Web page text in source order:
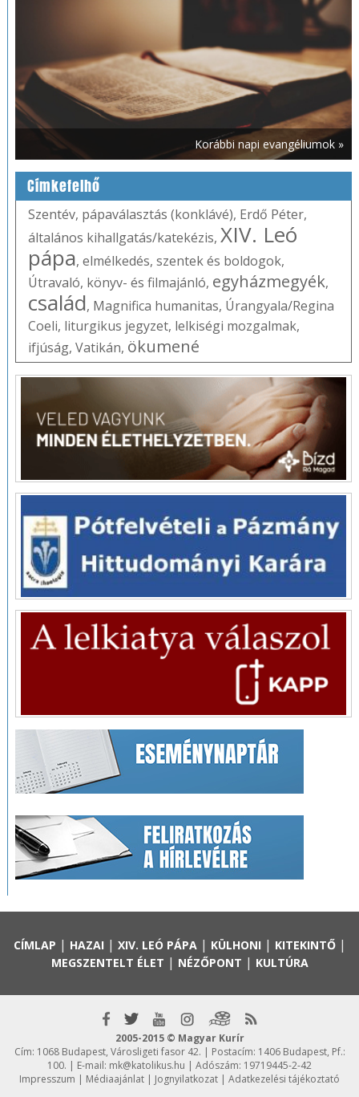
Korábbi napi evangéliumok »
Címkefelhő
Szentév, pápaválasztás (konklávé), Erdő Péter,
általános kihallgatás/katekézis, XIV. Leó
pápa, elmélkedés, szentek és boldogok,
Útravaló, könyv- és filmajánló, egyházmegyék,
család, Magnifica humanitas, Úrangyala/Regina
Coeli, liturgikus jegyzet, lelkiségi mozgalmak,
ifjúság, Vatikán, ökumené
CÍMLAP | HAZAI | XIV. LEÓ PÁPA| KÜLHONI | KITEKINTŐ|
MEGSZENTELT ÉLET | NÉZŐPONT | KULTÚRA
2005-2015 © Magyar Kurír
Cím: 1068 Budapest, Városligeti fasor 42. | Postacím: 1406 Budapest, Pf.:
100. | E-mail: mk@katolikus.hu | Adószám: 19719445-2-42
Impresszum | Médiaajánlat | Jognyilatkozat | Adatkezelési tájékoztató